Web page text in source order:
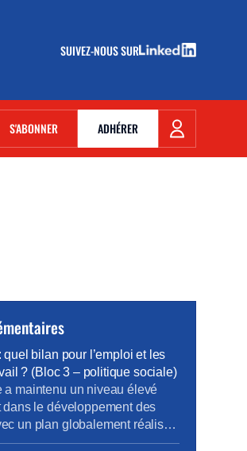
SUIVEZ-NOUS SUR
(NOUVELLE FENÊTRE)
S'ABONNER(NOUVELLE FENÊTRE)
ADHÉRER
quel bilan pour l’emploi et les
? (Bloc 3 – politique sociale)
a maintenu un niveau élevé
dans le développement des
un plan globalement réalisé
à la formation très